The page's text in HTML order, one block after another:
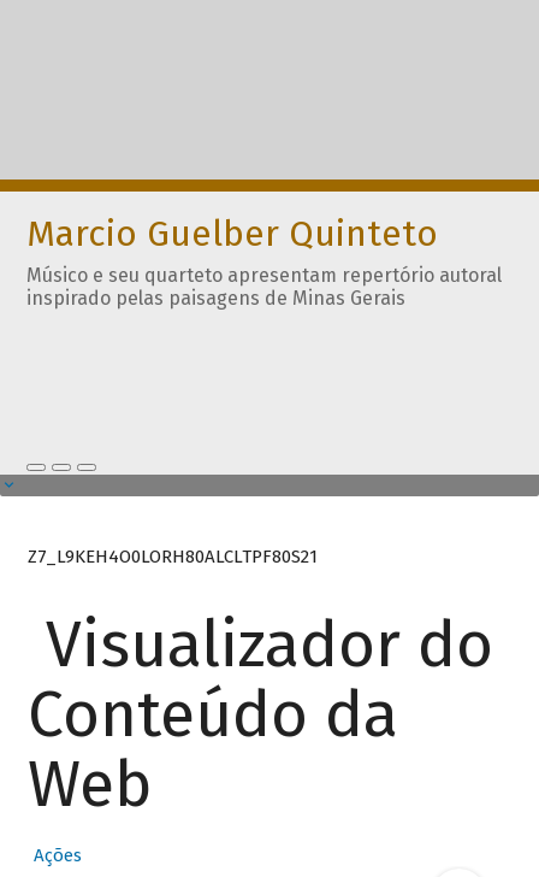
Marcio Guelber Quinteto
Músico e seu quarteto apresentam repertório autoral
inspirado pelas paisagens de Minas Gerais
Z7_L9KEH4O0LORH80ALCLTPF80S21
Visualizador do
Conteúdo da
Web
Ações